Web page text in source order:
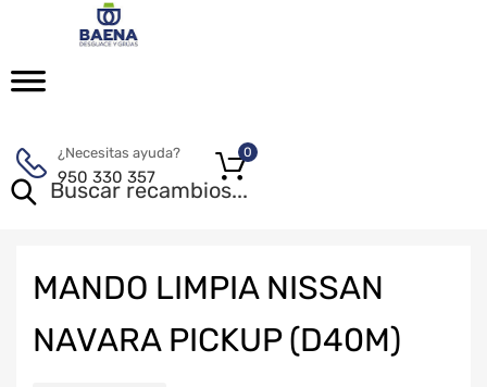
¿Necesitas ayuda?
950 330 357
0
MANDO LIMPIA NISSAN
NAVARA PICKUP (D40M)